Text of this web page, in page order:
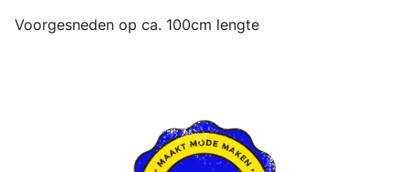
Voorgesneden op ca. 100cm lengte